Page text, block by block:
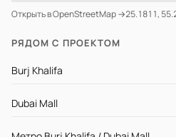
Открыть в OpenStreetMap →25.1811,
РЯДОМ С ПРОЕКТОМ
Burj Khalifa
Dubai Mall